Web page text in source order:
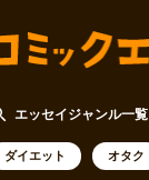
エッセイジャンル一覧
ダイエット オタク